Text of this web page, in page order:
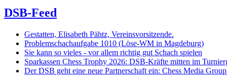
DSB-Feed
Gestatten, Elisabeth Pähtz, Vereinsvorsitzende.
Problemschachaufgabe 1010 (Löse-WM in Magdeburg)
Sie kann so vieles - vor allem richtig gut Schach spielen
Sparkassen Chess Trophy 2026: DSB-Kräfte mitten im
Der DSB geht eine neue Partnerschaft ein: Chess Media